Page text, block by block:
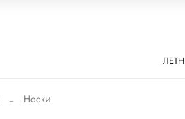
Носки